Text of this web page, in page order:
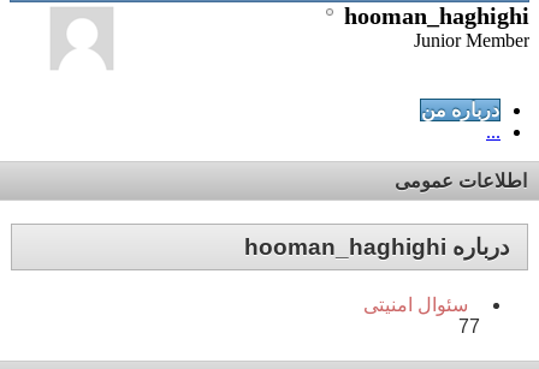
hooman_haghighi
Junior Member
درباره من
...
اطلاعات عمومی
درباره hooman_haghighi
سئوال امنیتی
77